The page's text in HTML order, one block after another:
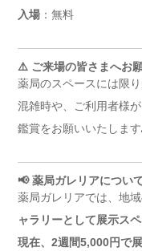
入場 ：無料
⚠️ ご来場の皆さまへお
薬局のスペースには限
混雑時や、ご利用者様
鑑賞をお願いいたしま
📢 薬局ガレリアについ
薬局ガレリアでは、地
ャラリーとして展示ス
現在、2週間5,000円で